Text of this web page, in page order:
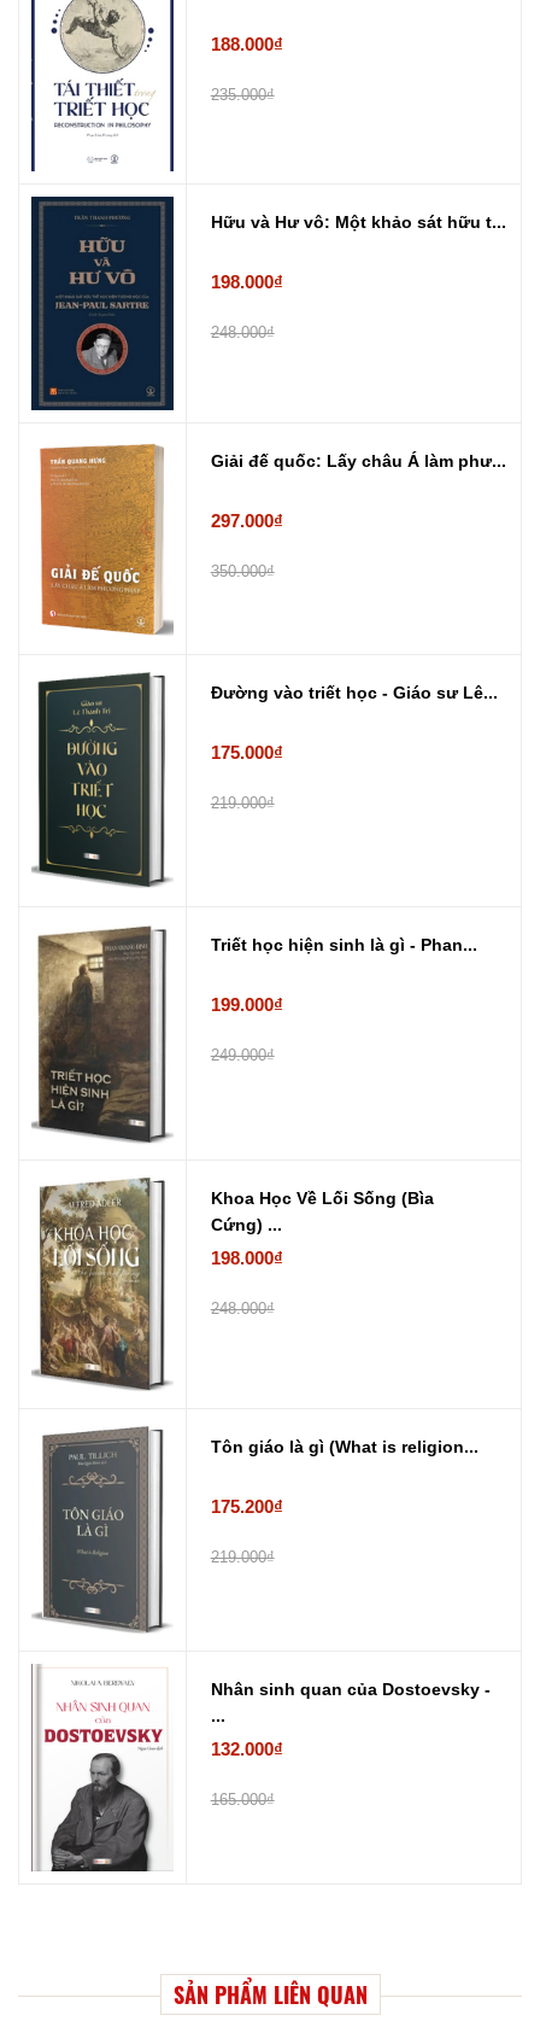
188.000₫
235.000₫
Hữu và Hư vô: Một khảo sát hữu t...
198.000₫
248.000₫
Giải đế quốc: Lấy châu Á làm phư...
297.000₫
350.000₫
Đường vào triết học - Giáo sư Lê...
175.000₫
219.000₫
Triết học hiện sinh là gì - Phan...
199.000₫
249.000₫
Khoa Học Về Lối Sống (Bìa
Cứng) ...
198.000₫
248.000₫
Tôn giáo là gì (What is religion...
175.200₫
219.000₫
Nhân sinh quan của Dostoevsky -
...
132.000₫
165.000₫
SẢN PHẨM LIÊN QUAN